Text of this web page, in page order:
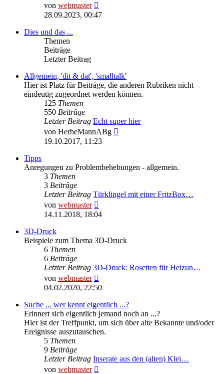
von webmaster
Beitrag
28.09.2023, 00:47
Dies und das ...
Themen
Beiträge
Letzter Beitrag
Allgemein, 'dit & dat', 'smalltalk'
Hier ist Platz für Beiträge, die anderen Rubriken nicht
eindeutig zugeordnet werden können.
125 Themen
550 Beiträge
Letzter Beitrag Echt super hier
von HerbeMannABg
19.10.2017, 11:23
Tipps
Anregungen zu Problembehebungen - allgemein.
3 Themen
3 Beiträge
Letzter Beitrag Türklingel mit einer FritzBox…
von webmaster
Beitrag
14.11.2018, 18:04
3D-Druck
Beispiele zum Thema 3D-Druck
6 Themen
6 Beiträge
Letzter Beitrag 3D-Druck: Rosetten für Heizun…
von webmaster
Beitrag
04.02.2020, 22:50
Suche ... wer kennt eigentlich ...?
Erinnert sich eigentlich jemand noch an ...?
Hier ist der Treffpunkt, um sich über alte Bekannte und/oder
Ereignisse auszutauschen.
5 Themen
9 Beiträge
Letzter Beitrag Inserate aus den (alten) Klei…
von webmaster